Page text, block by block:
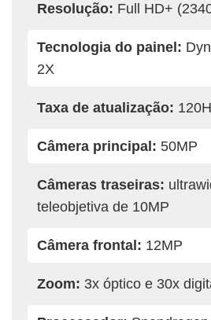
Resolução: Full HD+
Tecnologia do painel:
2X
Taxa de atualização:
Câmera principal: 50MP
Câmeras traseiras:
teleobjetiva de 10MP
Câmera frontal: 12MP
Zoom: 3x óptico e 30x